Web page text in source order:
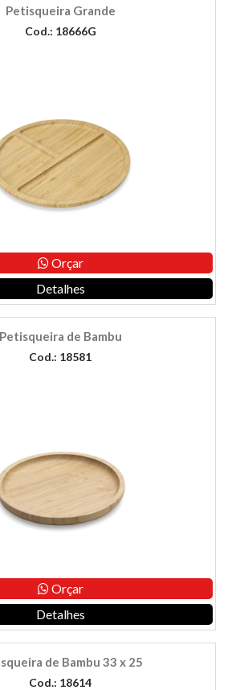
Petisqueira Grande
Cod.: 18666G
Orçar
Detalhes
Petisqueira de Bambu
Cod.: 18581
Orçar
Detalhes
de Bambu 33 x 25
Cod.: 18614